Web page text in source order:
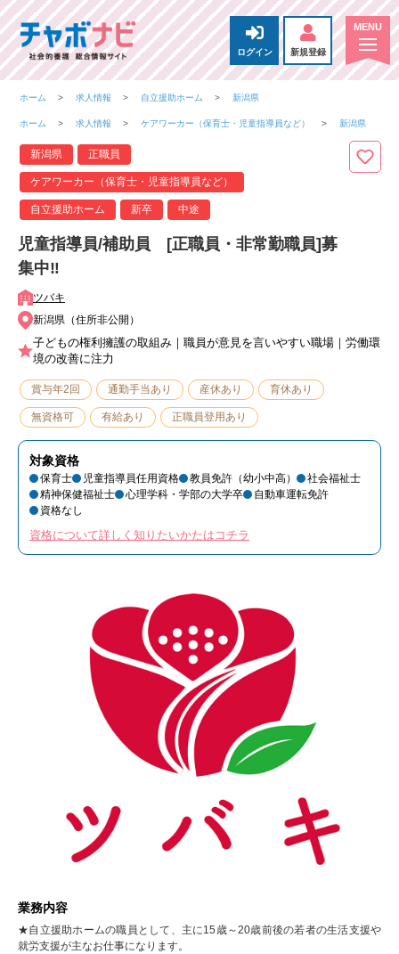
ログイン 新規登録
ホーム 求人情報 自立援助ホーム 新潟県
ホーム 求人情報 ケアワーカー（保育士・児童指導員など） 新潟県
新潟県 正職員
ケアワーカー（保育士・児童指導員など）
自立援助ホーム 新卒 中途
児童指導員/補助員 [正職員・非常勤職員]募
集中‼
ツバキ
新潟県（住所非公開）
子どもの権利擁護の取組み｜職員が意見を言いやすい職場｜労働環
境の改善に注力
賞与年2回 通勤手当あり 産休あり 育休あり
無資格可 有給あり 正職員登用あり
対象資格
保育士 児童指導員任用資格 教員免許（幼小中高）
社会福祉士
精神保健福祉士
心理学科・学部の大学卒
自動車運転免許
資格なし
資格について詳しく知りたいかたはコチラ
業務内容
★自立援助ホームの職員として、主に15歳～20歳前後の若者の生活支援や
就労支援が主なお仕事になります。